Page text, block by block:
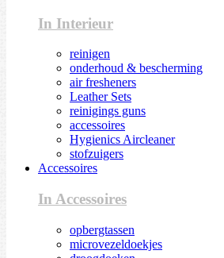
In Interieur
reinigen
onderhoud & bescherming
air fresheners
Leather Sets
reinigings guns
accessoires
Hygienics Aircleaner
stofzuigers
Accessoires
In Accessoires
opbergtassen
microvezeldoekjes